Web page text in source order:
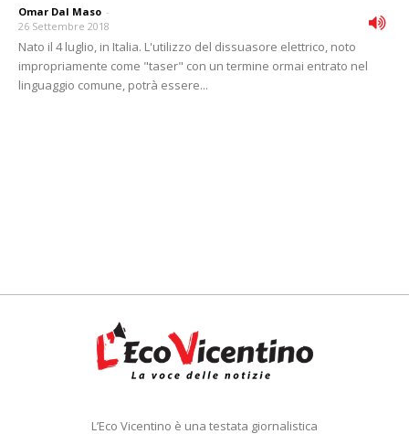
Omar Dal Maso -
26 Settembre 2018
Nato il 4 luglio, in Italia. L'utilizzo del dissuasore elettrico, noto
impropriamente come "taser" con un termine ormai entrato nel
linguaggio comune, potrà essere...
L’Eco Vicentino è una testata giornalistica